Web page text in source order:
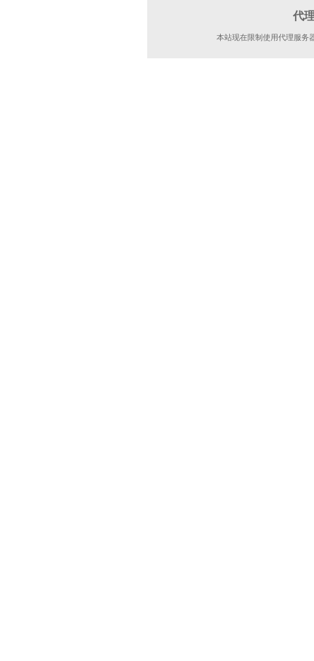
代
本站现在限制使用代理服务